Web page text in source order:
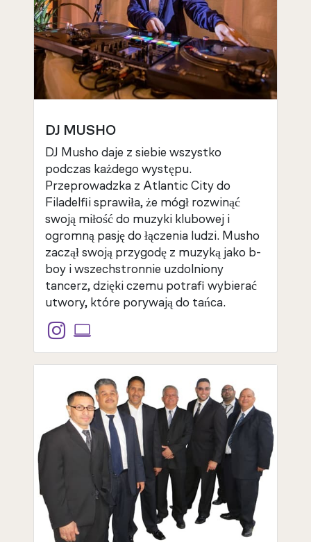
DJ MUSHO
DJ Musho daje z siebie wszystko
podczas każdego występu.
Przeprowadzka z Atlantic City do
Filadelfii sprawiła, że mógł rozwinąć
swoją miłość do muzyki klubowej i
ogromną pasję do łączenia ludzi. Musho
zaczął swoją przygodę z muzyką jako b-
boy i wszechstronnie uzdolniony
tancerz, dzięki czemu potrafi wybierać
utwory, które porywają do tańca.